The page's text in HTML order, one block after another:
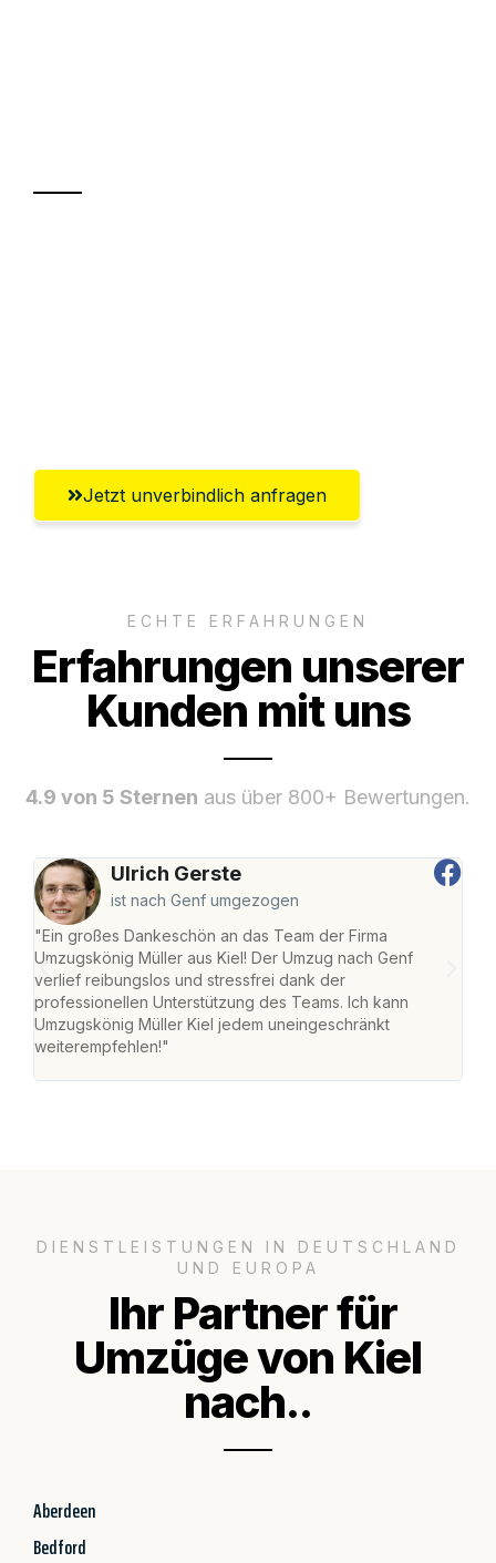
Jetzt unverbindlich anfragen
ECHTE ERFAHRUNGEN
Erfahrungen unserer
Kunden mit uns
4.9 von 5 Sternen aus über 800+ Bewertungen.
Ulrich Gerste
ist nach Genf umgezogen
"Ein großes Dankeschön an das Team der Firma
Umzugskönig Müller aus Kiel! Der Umzug nach Genf
verlief reibungslos und stressfrei dank der
professionellen Unterstützung des Teams. Ich kann
Umzugskönig Müller Kiel jedem uneingeschränkt
weiterempfehlen!"
DIENSTLEISTUNGEN IN DEUTSCHLAND
UND EUROPA
Ihr Partner für
Umzüge von Kiel
nach..
Aberdeen
Bedford